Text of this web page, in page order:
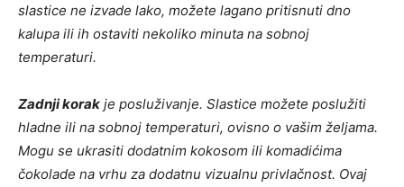
slastice ne izvade lako, možete lagano pritisnuti dno
kalupa ili ih ostaviti nekoliko minuta na sobnoj
temperaturi.
Zadnji korak je posluživanje. Slastice možete poslužiti
hladne ili na sobnoj temperaturi, ovisno o vašim željama.
Mogu se ukrasiti dodatnim kokosom ili komadićima
čokolade na vrhu za dodatnu vizualnu privlačnost. Ovaj